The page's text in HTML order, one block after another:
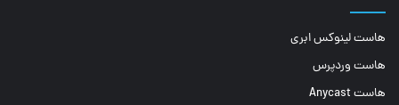
هاست لینوکس ابری
هاست وردپرس
هاست Anycast